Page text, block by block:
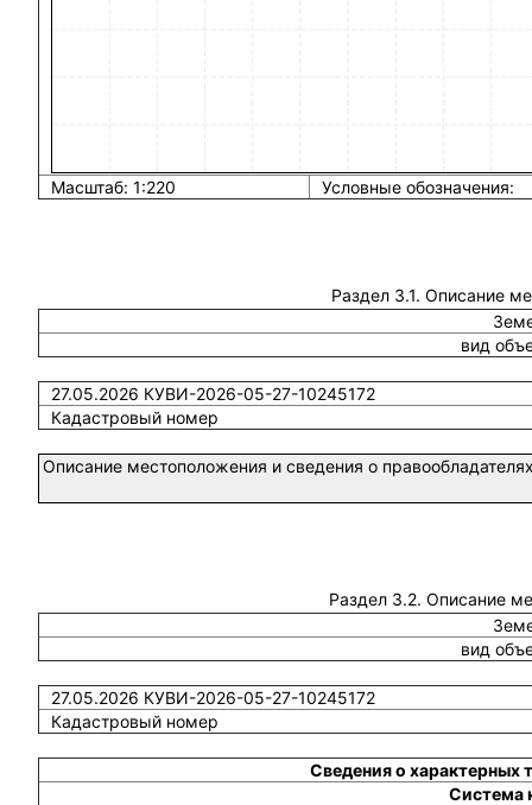
Масштаб: 1:220 Условные обозначения:
Раздел 3.1. Описание
вид
27.05.2026 КУВИ-2026-05-27-10245172
Кадастровый номер
Описание местоположения и сведения о
Раздел 3.2. Описание
вид
27.05.2026 КУВИ-2026-05-27-10245172
Кадастровый номер
Сведения о характерных
Система